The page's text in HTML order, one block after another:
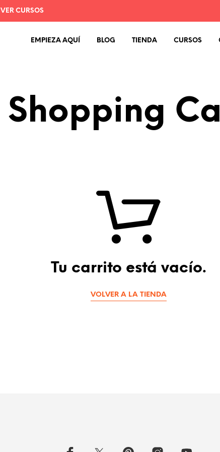
VER CURSOS
EMPIEZA AQUÍ BLOG TIENDA CURSOS
Shopping
Tu carrito está vacío.
VOLVER A LA TIENDA